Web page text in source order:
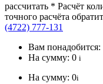
рассчитать * Расчёт
точного расчёта
(4722) 777-131
Вам понадобится:
На сумму: 0 i
На сумму: 0i